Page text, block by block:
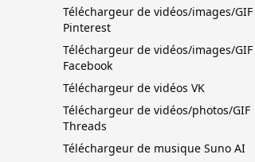
Téléchargeur de vidéos/images/GIF
Pinterest
Téléchargeur de vidéos/images/GIF
Facebook
Téléchargeur de vidéos VK
Téléchargeur de vidéos/photos/GIF
Threads
Téléchargeur de musique Suno AI